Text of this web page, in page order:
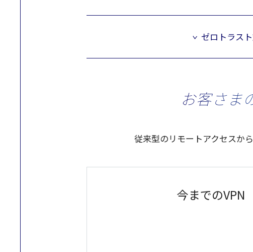
ゼロトラス
お客さま
従来型のリモートアクセスから
今までのVPN